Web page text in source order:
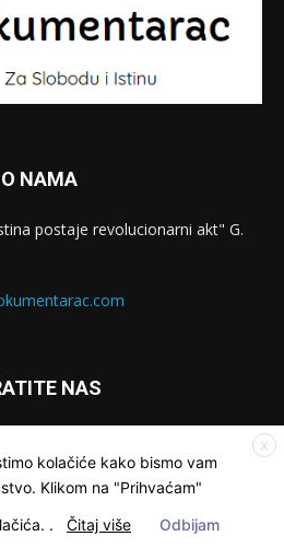
O NAMA
postaje revolucionarni akt" G.
NAS
X
kolačiće kako bismo vam
Klikom na "Prihvaćam"
. Čitaj više Odbijam